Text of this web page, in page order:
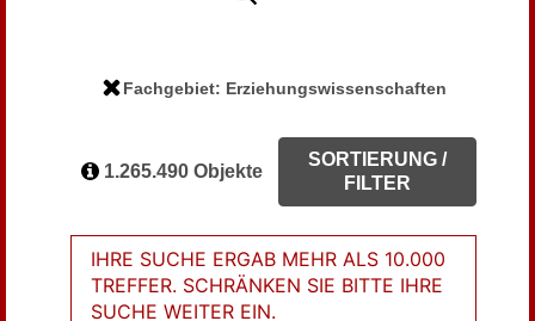
Fachgebiet: Erziehungswissenschaften
1.265.490 Objekte
SORTIERUNG /
FILTER
IHRE SUCHE ERGAB MEHR ALS 10.000
TREFFER. SCHRÄNKEN SIE BITTE IHRE
SUCHE WEITER EIN.